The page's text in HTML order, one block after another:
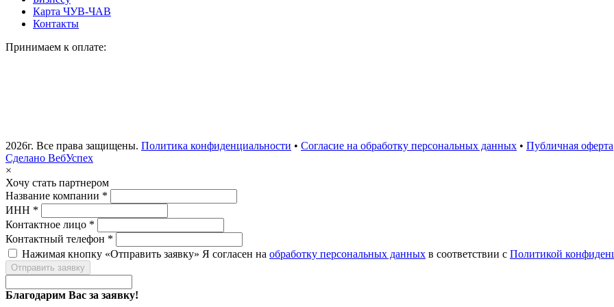
Карта ЧУВ-ЧАВ
Контакты
Принимаем к оплате:
2026г. Все права защищены. Политика конфиденциальности • Согласие на обработку персональных данных • Публичная оферта
Сделано ВебУспех
×
Хочу стать партнером
Название компании *
ИНН *
Контактное лицо *
Контактный телефон *
Нажимая кнопку «Отправить заявку» Я согласен на обработку персональных данных в соответствии с Политикой
Отправить заявку
Благодарим Вас за заявку!